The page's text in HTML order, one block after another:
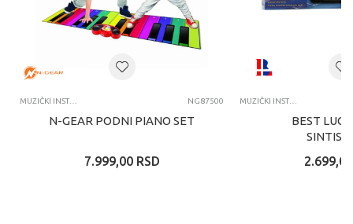
MUZIČKI INSTRUMENTI NG87500
N-GEAR PODNI PIANO SET
7.999,00 RSD
MUZIČKI INSTRUMENTI
BEST
2.699,00